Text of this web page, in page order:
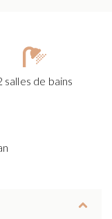
salles de bains